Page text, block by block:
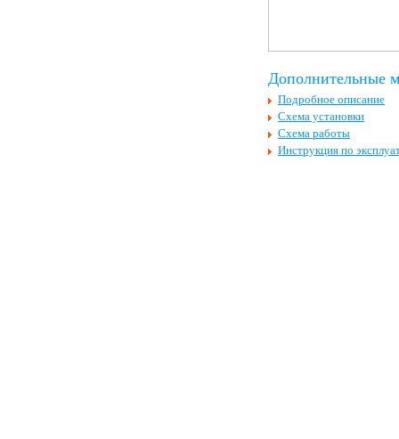
Дополнительные
Подробное описание
Схема установки
Схема работы
Инструкция по